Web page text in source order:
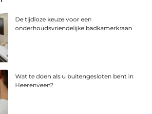
De tijdloze keuze voor een
onderhoudsvriendelijke badkamerkraan
Wat te doen als u buitengesloten bent in
Heerenveen?